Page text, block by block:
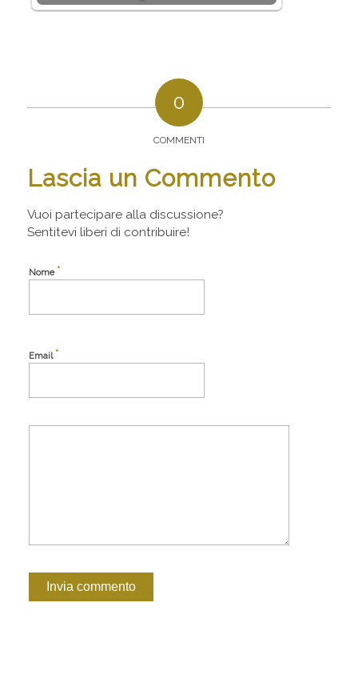
0
COMMENTI
Lascia un Commento
Vuoi partecipare alla discussione?
Sentitevi liberi di contribuire!
Nome*
Email*